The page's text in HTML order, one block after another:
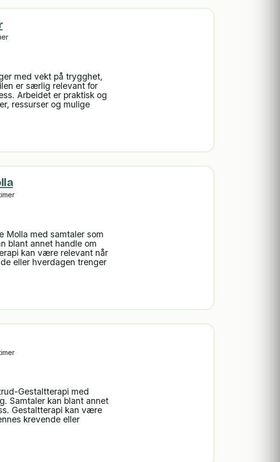
med vekt på trygghet,
er særlig relevant for
Arbeidet er praktisk og
ressurser og mulige
Molla med samtaler som
blant annet handle om
kan være relevant når
eller hverdagen trenger
Gestaltterapi med
Samtaler kan blant annet
Gestaltterapi kan være
krevende eller